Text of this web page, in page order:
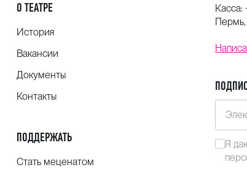
О ТЕАТРЕ
История
Вакансии
Документы
Контакты
ПОДДЕРЖАТЬ
Стать меценатом
Касса:
Пермь,
Я